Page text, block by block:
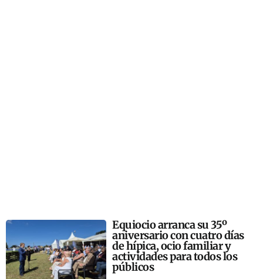
Equiocio arranca su 35º
aniversario con cuatro días
de hípica, ocio familiar y
actividades para todos los
públicos